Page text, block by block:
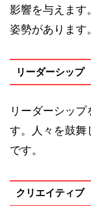
影響を与えます
姿勢があります。
リーダーシップ
リーダーシッ
す。人々を鼓舞
です。
クリエイティブ